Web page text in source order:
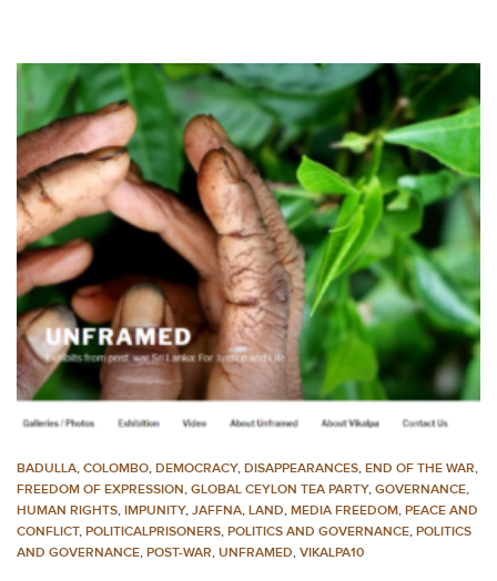
BADULLA, COLOMBO, DEMOCRACY, DISAPPEARANCES, END OF THE WAR,
FREEDOM OF EXPRESSION, GLOBAL CEYLON TEA PARTY, GOVERNANCE,
HUMAN RIGHTS, IMPUNITY, JAFFNA, LAND, MEDIA FREEDOM, PEACE AND
CONFLICT, POLITICALPRISONERS, POLITICS AND GOVERNANCE, POLITICS
AND GOVERNANCE, POST-WAR, UNFRAMED, VIKALPA10